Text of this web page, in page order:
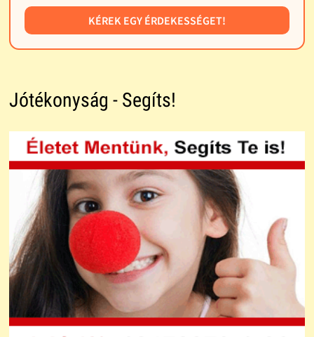
KÉREK EGY ÉRDEKESSÉGET!
Jótékonyság - Segíts!